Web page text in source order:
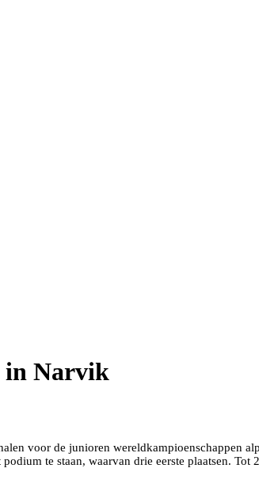
in Narvik
voor de junioren wereldkampioenschappen
te staan, waarvan drie eerste plaatsen.